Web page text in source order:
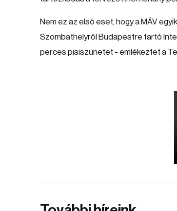
Nem ez az első eset, hogy a MÁV
Szombathelyről Budapestre tartó
perces pisiszünetet - emlékeztet a